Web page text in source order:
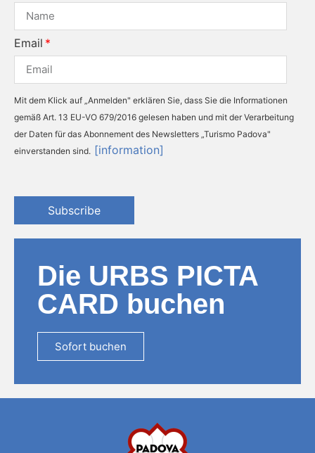
Email
Mit dem Klick auf „Anmelden" erklären Sie, dass Sie die Informationen
gemäß Art. 13 EU-VO 679/2016 gelesen haben und mit der Verarbeitung
der Daten für das Abonnement des Newsletters „Turismo Padova"
einverstanden sind. [information]
Subscribe
Die URBS PICTA
CARD buchen
Sofort buchen